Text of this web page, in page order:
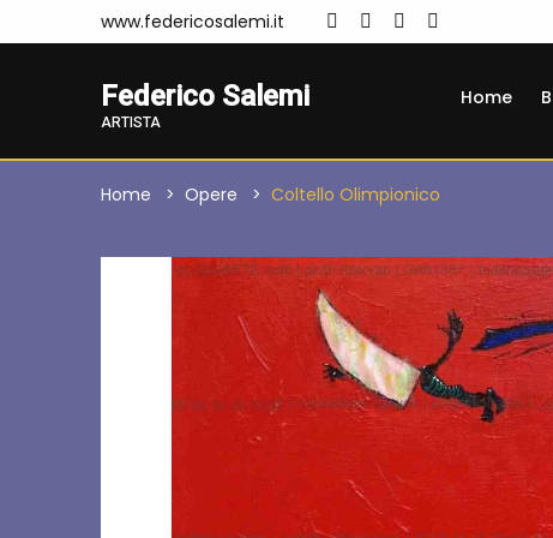
www.federicosalemi.it
Federico Salemi
ARTISTA
Home
Home Opere Coltello Olimpionico